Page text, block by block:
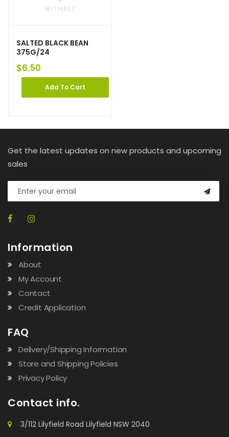
SALTED BLACK BEAN
375G/24
$6.50
Add To Cart
Get the latest updates on new products and upcoming
sales
Information
About
My Account
Contact
Credit Application
FAQ
Delivery/Shipping Information
Store and Shipping Policies
Privacy Policy
Contact info.
3/112 Lilyfield Road Lilyfield NSW 2040